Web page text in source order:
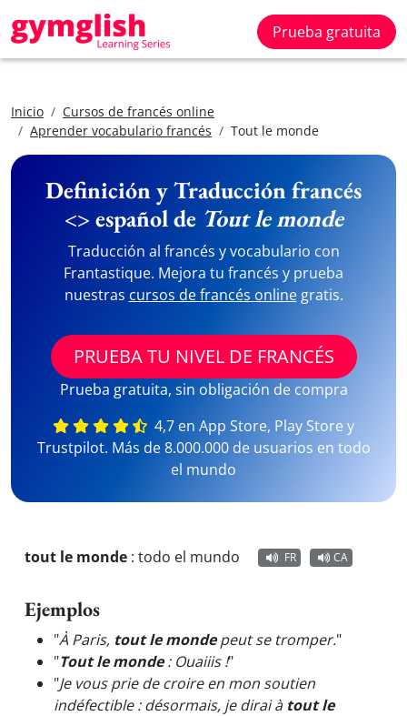
Prueba gratuita
Inicio
Cursos de francés online
Aprender vocabulario francés
Tout le monde
Definición y Traducción francés
<> español de Tout le monde
Traducción al francés y vocabulario con
Frantastique. Mejora tu francés y prueba
nuestras cursos de francés onlinegratis.
PRUEBA TU NIVEL DE FRANCÉS
Prueba gratuita, sin obligación de compra
4,7 en App Store, Play Store y
Trustpilot. Más de 8.000.000 de usuarios en todo
el mundo
tout le monde : todo el mundo FR CA
Ejemplos
"À Paris, tout le mondepeut se tromper."
"Tout le monde: Ouaiiis !"
"Je vous prie de croire en mon soutien
indéfectible : désormais, je dirai à tout le